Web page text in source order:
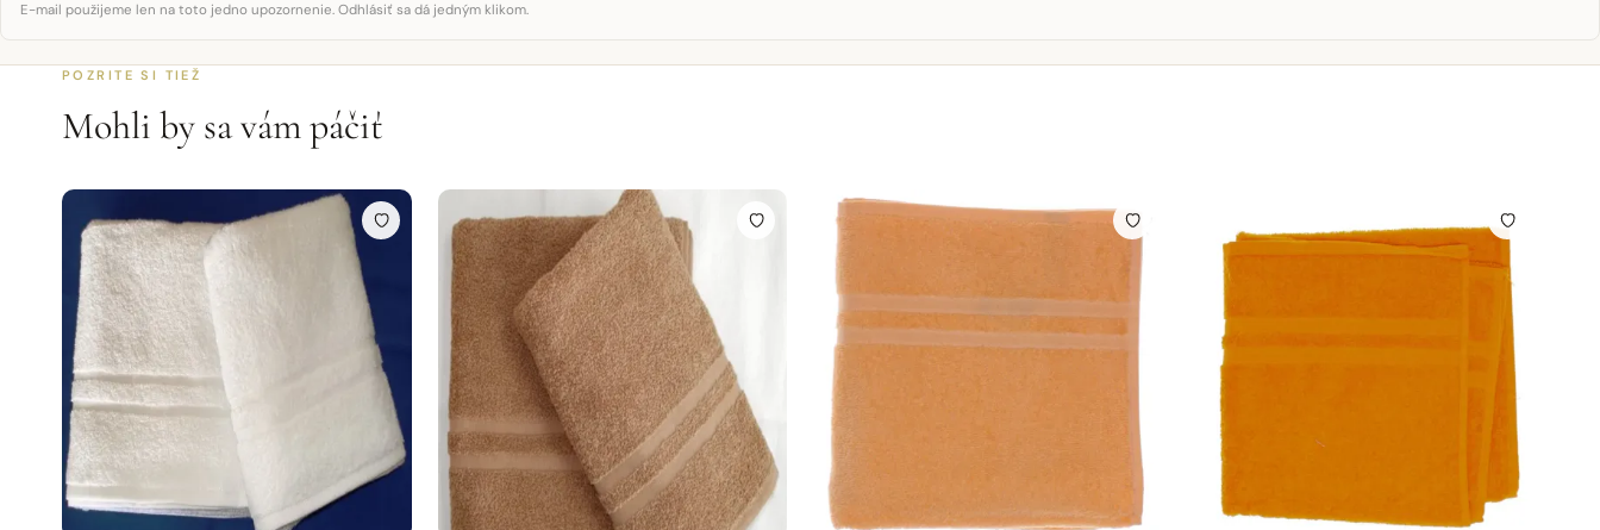
E-mail použijeme len na toto jedno upozornenie. Odhlásiť sa dá jedným klikom.
POZRITE SI TIEŽ
Mohli by sa vám páčiť